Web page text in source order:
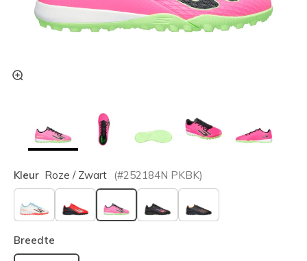
Kleur Roze / Zwart (#252184N PKBK)
geselecteerd
Breedte